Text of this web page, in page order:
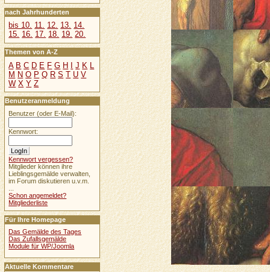
nach Jahrhunderten
bis 10. 11. 12. 13. 14.
15. 16. 17. 18. 19. 20.
Themen von A-Z
A B C D E F G H I J K L
M N O P Q R S T U V
W X Y Z
Benutzeranmeldung
Benutzer (oder E-Mail):
Kennwort:
Kennwort vergessen?
Mitglieder können ihre
Lieblingsgemälde verwalten,
im Forum diskutieren u.v.m.
Schon angemeldet?
Mitgliederliste
Für Ihre Homepage
Das Gemälde des Tages
Das Zufallsgemälde
Module für WP/Joomla
Aktuelle Kommentare